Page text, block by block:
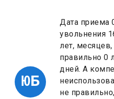
ЮБ
Дата приема
увольнения
лет,
правильно 0
дней. А
не